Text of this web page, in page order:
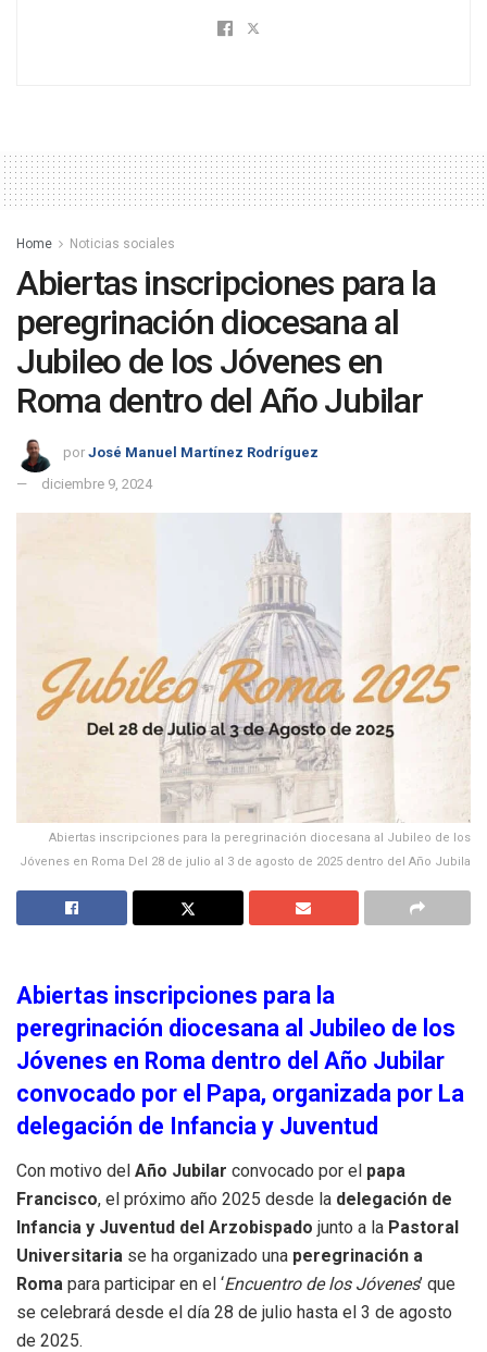
Home Noticias sociales
Abiertas inscripciones para la
peregrinación diocesana al
Jubileo de los Jóvenes en
Roma dentro del Año Jubilar
por José Manuel Martínez Rodríguez
diciembre 9, 2024
Abiertas inscripciones para la peregrinación diocesana al Jubileo de los
Jóvenes en Roma Del 28 de julio al 3 de agosto de 2025 dentro del Año Jubila
Abiertas inscripciones para la
peregrinación diocesana al Jubileo de los
Jóvenes en Roma dentro del Año Jubilar
convocado por el Papa, organizada por La
delegación de Infancia y Juventud
Con motivo del Año Jubilar convocado por el papa
Francisco, el próximo año 2025 desde la delegación de
Infancia y Juventud del Arzobispado junto a la Pastoral
Universitaria se ha organizado una peregrinación a
Roma para participar en el ‘Encuentro de los Jóvenes’ que
se celebrará desde el día 28 de julio hasta el 3 de agosto
de 2025.